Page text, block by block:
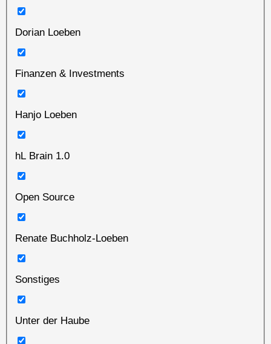
Dorian Loeben
Finanzen & Investments
Hanjo Loeben
hL Brain 1.0
Open Source
Renate Buchholz-Loeben
Sonstiges
Unter der Haube